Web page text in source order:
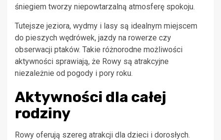
śniegiem tworzy niepowtarzalną atmosferę spokoju.
Tutejsze jeziora, wydmy i lasy są idealnym miejscem
do pieszych wędrówek, jazdy na rowerze czy
obserwacji ptaków. Takie różnorodne możliwości
aktywności sprawiają, że Rowy są atrakcyjne
niezależnie od pogody i pory roku.
Aktywności dla całej
rodziny
Rowy oferują szereg atrakcji dla dzieci i dorosłych.